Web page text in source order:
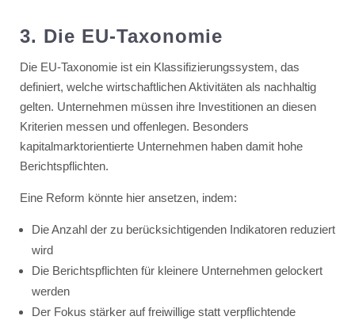
3. Die EU-Taxonomie
Die EU-Taxonomie ist ein Klassifizierungssystem, das
definiert, welche wirtschaftlichen Aktivitäten als nachhaltig
gelten. Unternehmen müssen ihre Investitionen an diesen
Kriterien messen und offenlegen. Besonders
kapitalmarktorientierte Unternehmen haben damit hohe
Berichtspflichten.
Eine Reform könnte hier ansetzen, indem:
Die Anzahl der zu berücksichtigenden Indikatoren reduziert
wird
Die Berichtspflichten für kleinere Unternehmen gelockert
werden
Der Fokus stärker auf freiwillige statt verpflichtende